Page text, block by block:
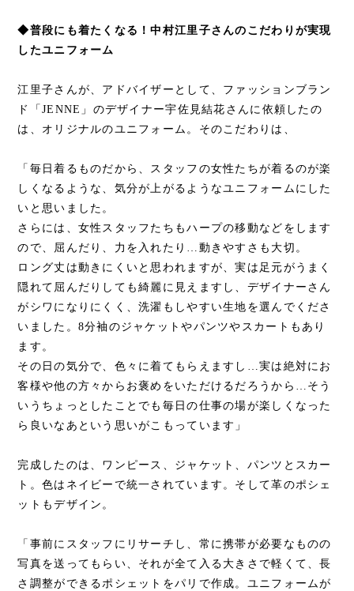
◆普段にも着たくなる！中村江里子さんのこだわりが実現
したユニフォーム
江里子さんが、アドバイザーとして、ファッションブラン
ド「JENNE」のデザイナー宇佐見結花さんに依頼したの
は、オリジナルのユニフォーム。そのこだわりは、
「毎日着るものだから、スタッフの女性たちが着るのが楽
しくなるような、気分が上がるようなユニフォームにした
いと思いました。
さらには、女性スタッフたちもハープの移動などをします
ので、屈んだり、力を入れたり…動きやすさも大切。
ロング丈は動きにくいと思われますが、実は足元がうまく
隠れて屈んだりしても綺麗に見えますし、デザイナーさん
がシワになりにくく、洗濯もしやすい生地を選んでくださ
いました。8分袖のジャケットやパンツやスカートもあり
ます。
その日の気分で、色々に着てもらえますし…実は絶対にお
客様や他の方々からお褒めをいただけるだろうから…そう
いうちょっとしたことでも毎日の仕事の場が楽しくなった
ら良いなあという思いがこもっています」
完成したのは、ワンピース、ジャケット、パンツとスカー
ト。色はネイビーで統一されています。そして革のポシェ
ットもデザイン。
「事前にスタッフにリサーチし、常に携帯が必要なものの
写真を送ってもらい、それが全て入る大きさで軽くて、長
さ調整ができるポシェットをパリで作成。ユニフォームが